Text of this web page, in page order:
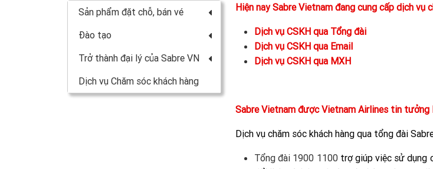
Hiện nay Sabre Vietnam đang cung cấp dịch vụ
Dịch vụ CSKH qua Tổng đài
Dịch vụ CSKH qua Email
Dịch vụ CSKH qua MXH
Sabre Vietnam được Vietnam Airlines tin tưởng
Dịch vụ chăm sóc khách hàng qua tổng đài
Tổng đài 1900 1100trợ giúp việc sử dụng
Sản phẩm đặt chỗ, bán vé
Đào tạo
Trở thành đại lý của Sabre VN
Dịch vụ Chăm sóc khách hàng